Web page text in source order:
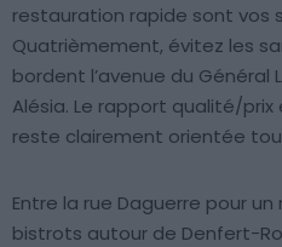
restauration rapide sont vos
Quatrièmement, évitez les
bordent l’avenue du
Alésia. Le rapport qualité/
reste clairement orientée
Entre la rue Daguerre pour
bistrots autour de Denfert-